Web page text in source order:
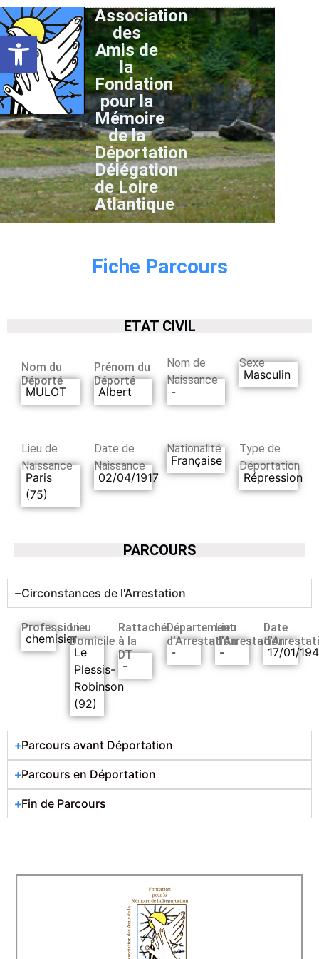
Ouvrir la barre d’outils
Association
des
Amis de
la
Fondation
pour la
Mémoire
de la
Déportation
Délégation
de Loire
Atlantique
Fiche Parcours
ETAT CIVIL
Nom du
Déporté
MULOT
Prénom du
Déporté
Albert
Nom de
Naissance
-
Sexe
Masculin
Lieu de
Naissance
Paris
(75)
Date de
Naissance
02/04/1917
Nationalité
Française
Type de
Déportation
Répression
PARCOURS
Circonstances de l'Arrestation
Profession
chemisier
Lieu
Domicile
Le
Plessis-
Robinson
(92)
Rattaché
à la
DT
-
Département
d’Arrestation
-
Lieu
d’Arrestation
-
Date
17/01/
Parcours avant Déportation
Parcours en Déportation
Fin de Parcours